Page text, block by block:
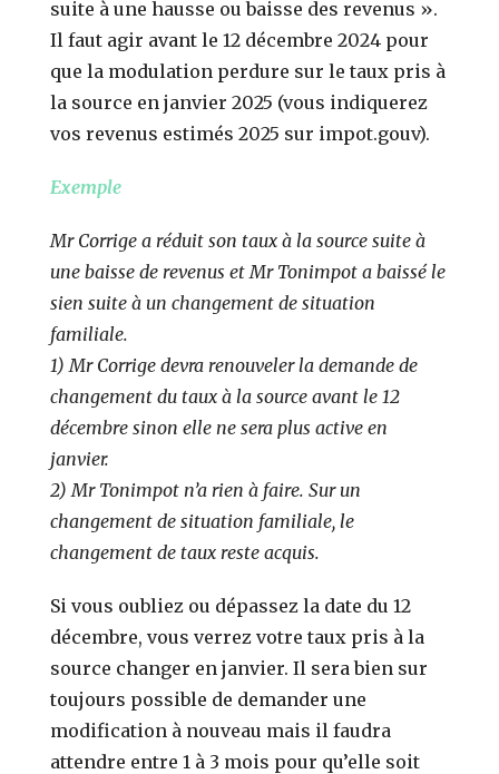
suite à une hausse ou baisse des revenus ».
Il faut agir avant le 12 décembre 2024 pour
que la modulation perdure sur le taux pris à
la source en janvier 2025 (vous indiquerez
vos revenus estimés 2025 sur impot.gouv).
Exemple
Mr Corrige a réduit son taux à la source suite à
une baisse de revenus et Mr Tonimpot a baissé le
sien suite à un changement de situation
familiale.
1) Mr Corrige devra renouveler la demande de
changement du taux à la source avant le 12
décembre sinon elle ne sera plus active en
janvier.
2) Mr Tonimpot n’a rien à faire. Sur un
changement de situation familiale, le
changement de taux reste acquis.
Si vous oubliez ou dépassez la date du 12
décembre, vous verrez votre taux pris à la
source changer en janvier. Il sera bien sur
toujours possible de demander une
modification à nouveau mais il faudra
attendre entre 1 à 3 mois pour qu’elle soit